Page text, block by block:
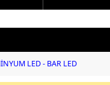
LED - BAR LED